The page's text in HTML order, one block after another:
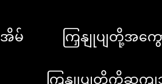
အိမ် ကြှနျုပျတို့အကွေ
ကြှနျုပျတို့ကိုဆကျ